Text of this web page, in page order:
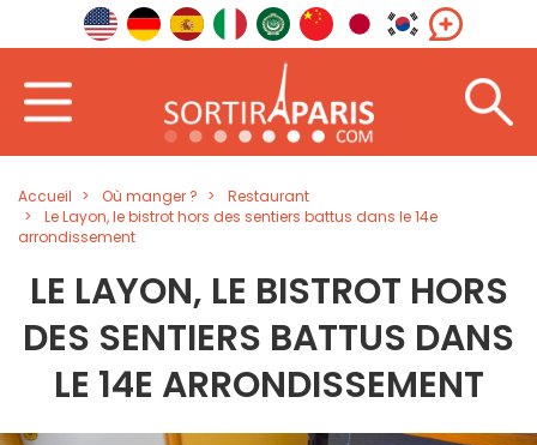
Accueil Où manger ?
Restaurant
Le Layon, le bistrot hors des sentiers battus dans le 14e
arrondissement
LE LAYON, LE BISTROT HORS
DES SENTIERS BATTUS DANS
LE 14E ARRONDISSEMENT